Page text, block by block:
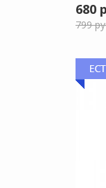
680
799